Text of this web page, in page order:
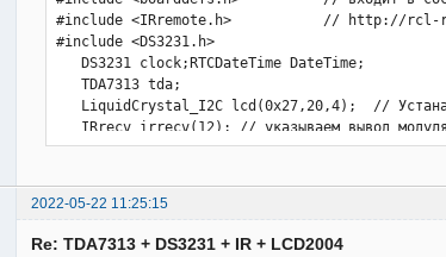
2022-05-22 11:25:15
Re: TDA7313 + DS3231 + IR + LCD2004